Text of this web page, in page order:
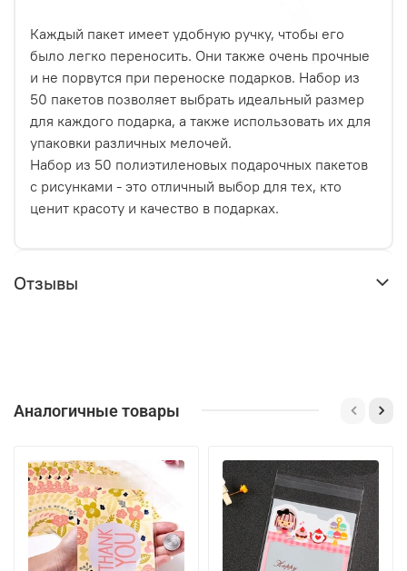
Каждый пакет имеет удобную ручку, чтобы его
было легко переносить. Они также очень прочные
и не порвутся при переноске подарков. Набор из
50 пакетов позволяет выбрать идеальный размер
для каждого подарка, а также использовать их для
упаковки различных мелочей.
Набор из 50 полиэтиленовых подарочных пакетов
с рисунками - это отличный выбор для тех, кто
ценит красоту и качество в подарках.
Отзывы
Аналогичные товары